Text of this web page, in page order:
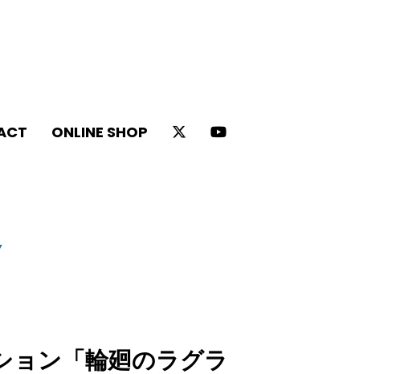
ONLINE SHOP
ョン「輪廻のラグラ